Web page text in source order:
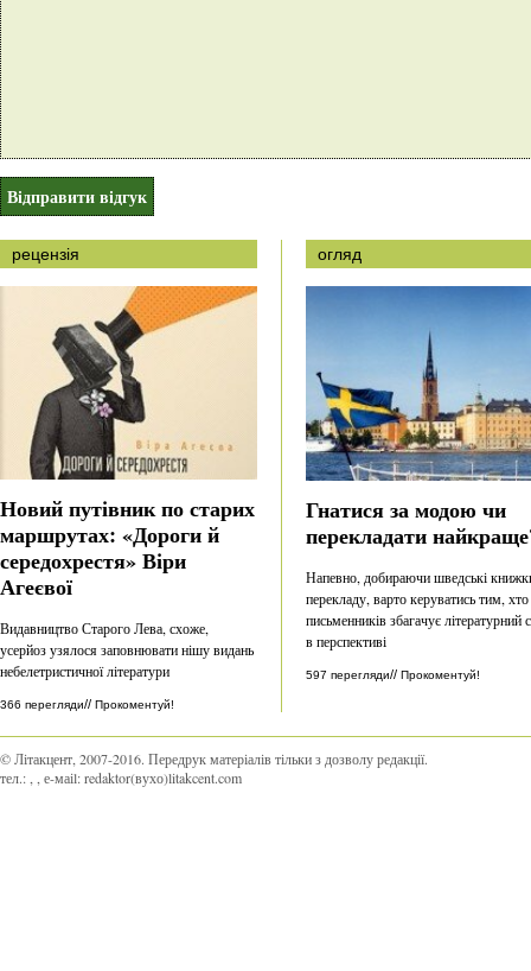
рецензія
Новий путівник по старих
маршрутах: «Дороги й
середохрестя» Віри
Агеєвої
Видавництво Старого Лева, схоже,
усерйоз узялося заповнювати нішу видань
небелетристичної літератури
366 перегляди// Прокоментуй!
огляд
Гнатися за модою чи
перекладати
Напевно, добираючи шведські
перекладу, варто керуватись тим, хто
письменників збагачує літературний
в перспективі
597 перегляди// Прокоментуй!
© Літакцент, 2007-2016. Передрук матеріалів тільки з дозволу редакції.
тел.:
, е-маіl:redaktor(вухо)litakcent.com